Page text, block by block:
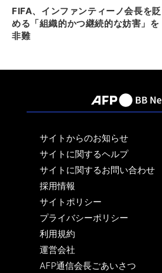
FIFA、インファンティーノ会長を貶
める「組織的かつ継続的な妨害」を
非難
サイトからのお知らせ
サイトに関するヘルプ
サイトに関するお問い合わせ
採用情報
サイトポリシー
プライバシーポリシー
利用規約
運営会社
AFP通信会長ごあいさつ